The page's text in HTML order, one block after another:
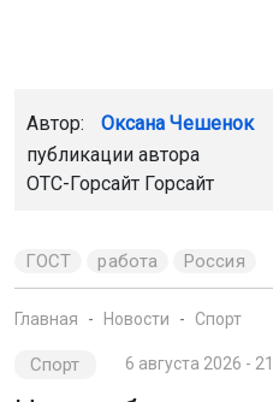
Спорт 6 августа 2026 -
Новосибирские
завоевали пять
выиграли две золотые, две
бронзовую медаль на